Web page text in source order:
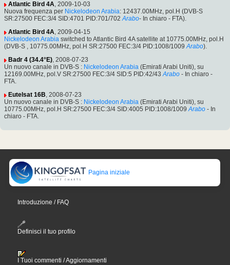
Atlantic Bird 4A, 2009-10-03
Nuova frequenza per Nickelodeon Arabia: 12437.00MHz, pol.H (DVB-S
SR:27500 FEC:3/4 SID:4701 PID:701/702 Arabo- In chiaro - FTA).
Atlantic Bird 4A, 2009-04-15
Nickelodeon Arabia switched to Atlantic Bird 4A satellite at 10775.00MHz, pol.H
(DVB-S , 10775.00MHz, pol.H SR:27500 FEC:3/4 PID:1008/1009 Arabo).
Badr 4 (34.4°E), 2008-07-23
Un nuovo canale in DVB-S : Nickelodeon Arabia (Emirati Arabi Uniti), su
12169.00MHz, pol.V SR:27500 FEC:3/4 SID:5 PID:42/43 Arabo - In chiaro -
FTA.
Eutelsat 16B, 2008-07-23
Un nuovo canale in DVB-S : Nickelodeon Arabia (Emirati Arabi Uniti), su
10775.00MHz, pol.H SR:27500 FEC:3/4 SID:4005 PID:1008/1009 Arabo - In
chiaro - FTA.
Pagina iniziale
Introduzione / FAQ
Definisci il tuo profilo
I Tuoi commenti / Aggiornamenti